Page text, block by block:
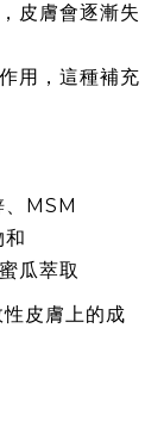
皮膚會逐漸失
用，這種補充
、MSM
瓜萃取
皮膚上的成